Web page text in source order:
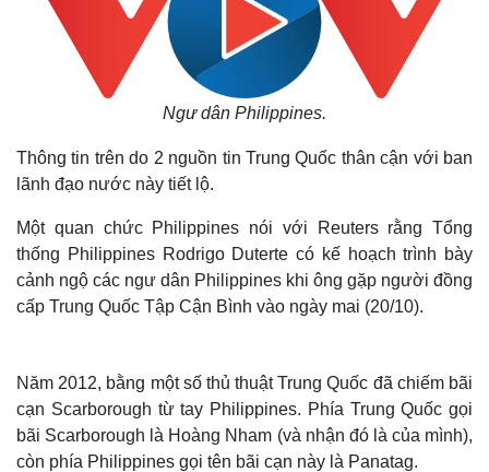
Ngư dân Philippines.
Thông tin trên do 2 nguồn tin Trung Quốc thân cận với ban
lãnh đạo nước này tiết lộ.
Một quan chức Philippines nói với Reuters rằng Tổng
thống Philippines Rodrigo Duterte có kế hoạch trình bày
cảnh ngộ các ngư dân Philippines khi ông gặp người đồng
cấp Trung Quốc Tập Cận Bình vào ngày mai (20/10).
Năm 2012, bằng một số thủ thuật Trung Quốc đã chiếm bãi
cạn Scarborough từ tay Philippines. Phía Trung Quốc gọi
bãi Scarborough là Hoàng Nham (và nhận đó là của mình),
còn phía Philippines gọi tên bãi cạn này là Panatag.